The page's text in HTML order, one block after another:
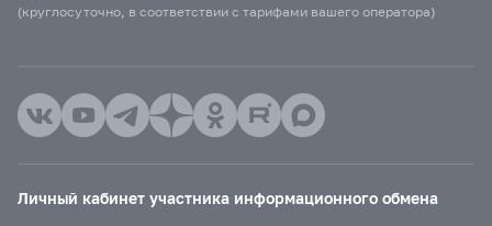
(круглосуточно, в соответствии с тарифами вашего оператора)
Личный кабинет участника информационного обмена